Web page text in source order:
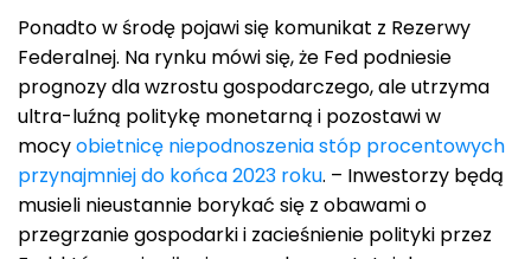
Ponadto w środę pojawi się komunikat z Rezerwy
Federalnej. Na rynku mówi się, że Fed podniesie
prognozy dla wzrostu gospodarczego, ale utrzyma
ultra-luźną politykę monetarną i pozostawi w
mocyobietnicę niepodnoszenia stóp procentowych
przynajmniej do końca 2023 roku. – Inwestorzy będą
musieli nieustannie borykać się z obawami o
przegrzanie gospodarki i zacieśnienie polityki przez